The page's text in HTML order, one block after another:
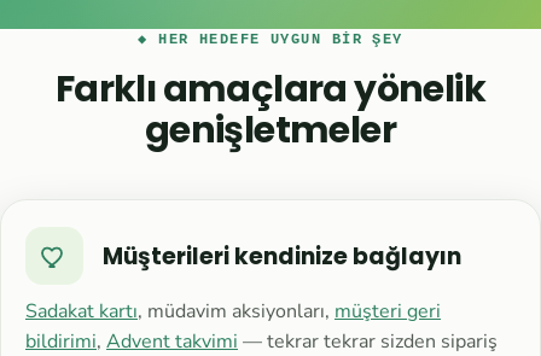
◆ HER HEDEFE UYGUN BIR ŞEY
Farklı amaçlara yönelik
genişletmeler
Müşterileri kendinize bağlayın
Sadakat kartı, müdavim aksiyonları, müşteri geri
bildirimi, Advent takvimi — tekrar tekrar sizden sipariş